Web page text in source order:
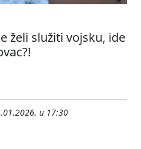
želi služiti vojsku, ide
u 17:30